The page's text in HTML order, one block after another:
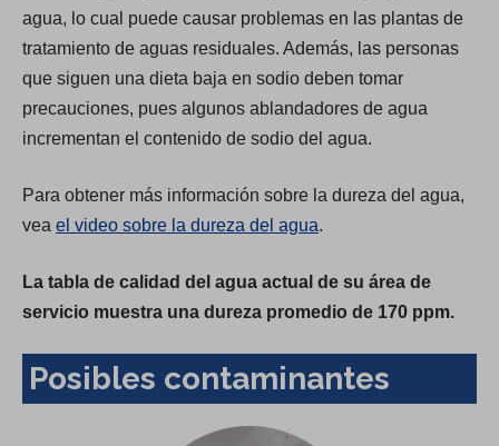
agua, lo cual puede causar problemas en las plantas de
tratamiento de aguas residuales. Además, las personas
que siguen una dieta baja en sodio deben tomar
precauciones, pues algunos ablandadores de agua
incrementan el contenido de sodio del agua.
Para obtener más información sobre la dureza del agua,
vea el video sobre la dureza del agua.
La tabla de calidad del agua actual de su área de
servicio muestra una dureza promedio de 170 ppm.
Posibles contaminantes